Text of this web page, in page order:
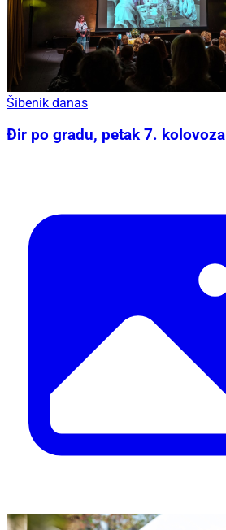
Šibenik danas
Đir po gradu, petak 7. kolovoza